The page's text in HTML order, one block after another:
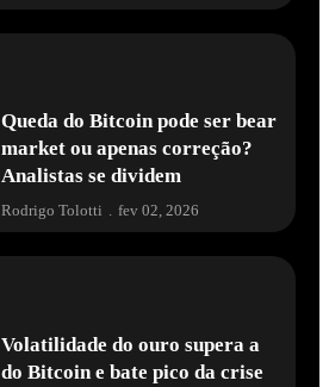
Queda do Bitcoin pode ser bear
market ou apenas correção?
Analistas se dividem
Rodrigo Tolotti . fev 02, 2026
Volatilidade do ouro supera a
do Bitcoin e bate pico da crise